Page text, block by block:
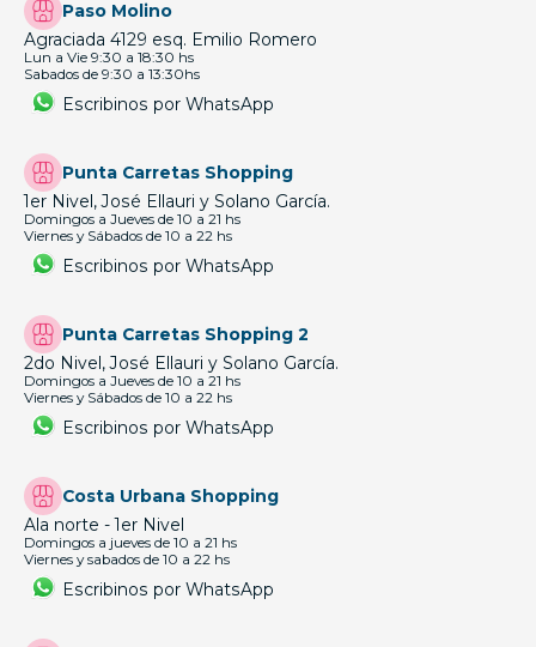
Paso Molino
Agraciada 4129 esq. Emilio Romero
Lun a Vie 9:30 a 18:30 hs
Sabados de 9:30 a 13:30hs
Escribinos por WhatsApp
Punta Carretas Shopping
1er Nivel, José Ellauri y Solano García.
Domingos a Jueves de 10 a 21 hs
Viernes y Sábados de 10 a 22 hs
Escribinos por WhatsApp
Punta Carretas Shopping 2
2do Nivel, José Ellauri y Solano García.
Domingos a Jueves de 10 a 21 hs
Viernes y Sábados de 10 a 22 hs
Escribinos por WhatsApp
Costa Urbana Shopping
Ala norte - 1er Nivel
Domingos a jueves de 10 a 21 hs
Viernes y sabados de 10 a 22 hs
Escribinos por WhatsApp